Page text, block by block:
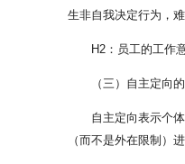
生非自我决定行为，
H2：员工的工作
（三）自主定向
自主定向表示个
（而不是外在限制）